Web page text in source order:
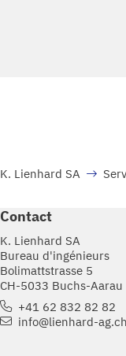
K. Lienhard SA
Contact
K. Lienhard SA
Bureau d'ingénieurs
Bolimattstrasse 5
CH-5033 Buchs-Aarau
+41 62 832 82 82
info@lienhard-ag.ch